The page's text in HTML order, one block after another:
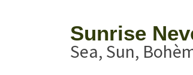
Sunrise
Sea, Sun,